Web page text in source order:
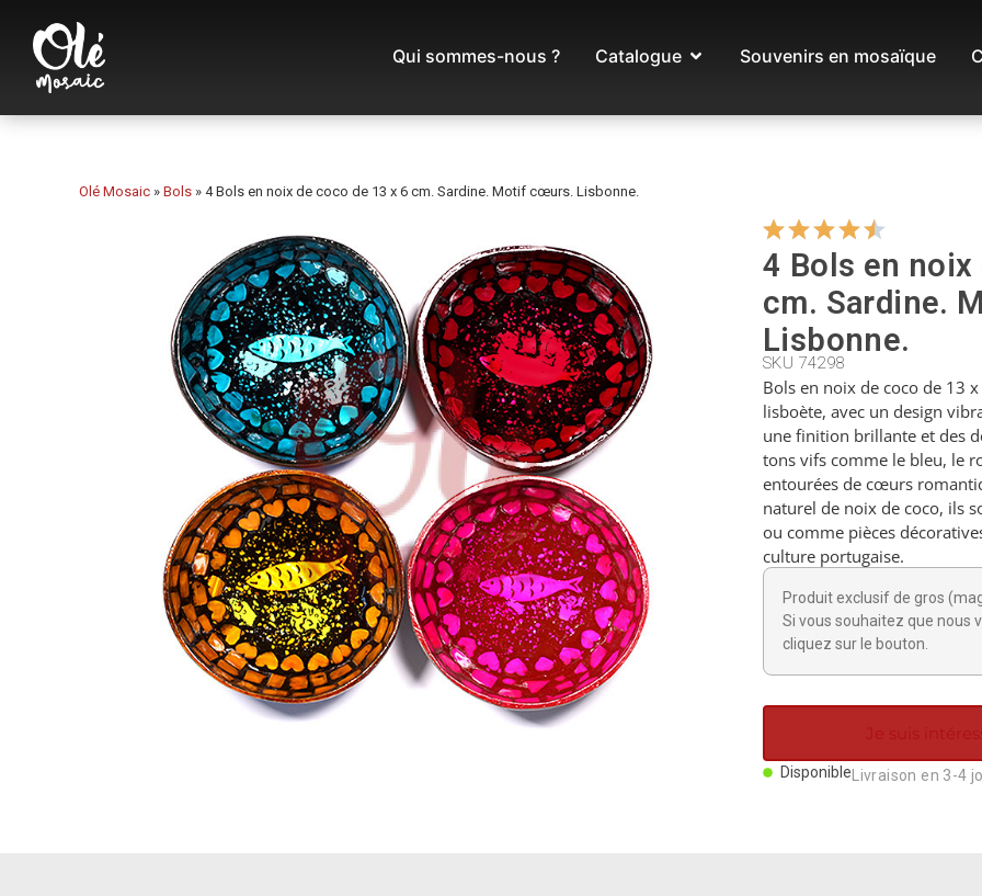
Qui sommes-nous ? Catalogue Souvenirs en mosaïque
Olé Mosaic » Bols » 4 Bols en noix de coco de 13 x 6 cm. Sardine. Motif cœurs. Lisbonne.
4 Bols en noix
cm. Sardine.
Lisbonne.
SKU 74298
Bols en noix de coco de 13
lisboète, avec un design
une finition brillante et des
tons vifs comme le bleu, le
entourées de cœurs
naturel de noix de coco, ils
ou comme pièces
culture portugaise.
Produit exclusif de gros
Si vous souhaitez que nous
cliquez sur le bouton.
Je suis
Disponible Livraison en 3-4